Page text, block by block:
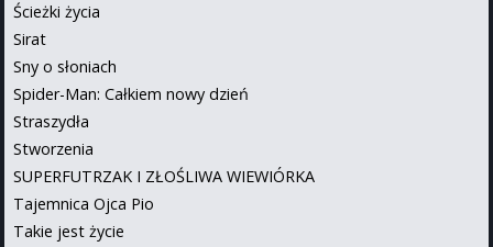
Ścieżki życia
Sirat
Sny o słoniach
Spider-Man: Całkiem nowy dzień
Straszydła
Stworzenia
SUPERFUTRZAK I ZŁOŚLIWA WIEWIÓRKA
Tajemnica Ojca Pio
Takie jest życie